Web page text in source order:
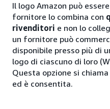
Il logo Amazon può
fornitore lo combina con
rivenditori e non lo
un fornitore può
disponibile presso più di
logo di ciascuno di loro
Questa opzione si
ed è consentita.